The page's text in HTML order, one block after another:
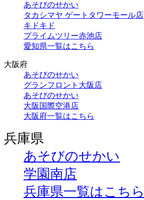
あそびのせかい
タカシマヤ ゲートタワーモール店
キドキド
プライムツリー赤池店
愛知県一覧はこちら
大阪府
あそびのせかい
グランフロント大阪店
あそびのせかい
大阪国際空港店
大阪府一覧はこちら
兵庫県
あそびのせかい
学園南店
兵庫県一覧はこちら